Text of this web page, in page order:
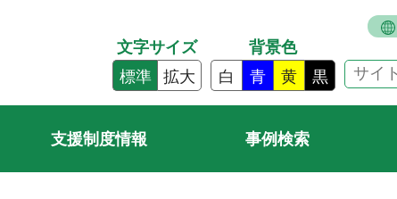
文字サイズ
標準
拡大
背景色
白
青 黄 黒
支援制度情報 事例検索